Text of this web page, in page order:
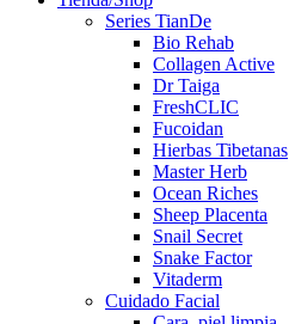
Series TianDe
Bio Rehab
Collagen Active
Dr Taiga
FreshCLIC
Fucoidan
Hierbas Tibetanas
Master Herb
Ocean Riches
Sheep Placenta
Snail Secret
Snake Factor
Vitaderm
Cuidado Facial